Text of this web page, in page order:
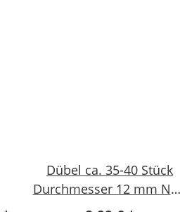
Dübel ca. 35-40 Stück
Durchmesser 12 mm NEU
#W890-1012-3